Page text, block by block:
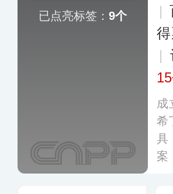
已点亮标签： 9个
|
|
成
希
具
案
床